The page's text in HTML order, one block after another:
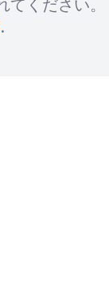
ください。
.